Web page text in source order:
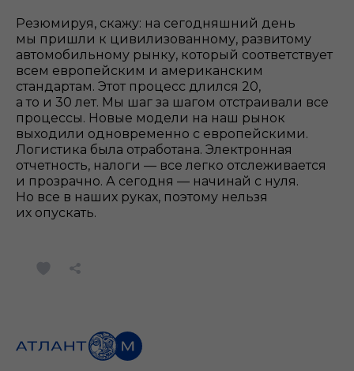
Резюмируя, скажу: на сегодняшний день
мы пришли к цивилизованному, развитому
автомобильному рынку, который соответствует
всем европейским и американским
стандартам. Этот процесс длился 20,
а то и 30 лет. Мы шаг за шагом отстраивали все
процессы. Новые модели на наш рынок
выходили одновременно с европейскими.
Логистика была отработана. Электронная
отчетность, налоги — все легко отслеживается
и прозрачно. А сегодня — начинай с нуля.
Но все в наших руках, поэтому нельзя
их опускать.